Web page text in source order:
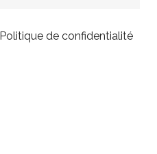
Politique de confidentialité